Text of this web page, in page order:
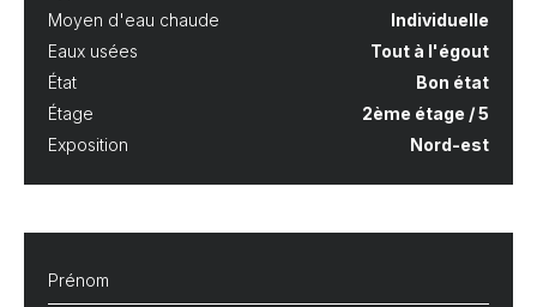
Moyen d'eau chaude
Individuelle
Eaux usées
Tout à l'égout
État
Bon état
Étage
2ème étage / 5
Exposition
Nord-est